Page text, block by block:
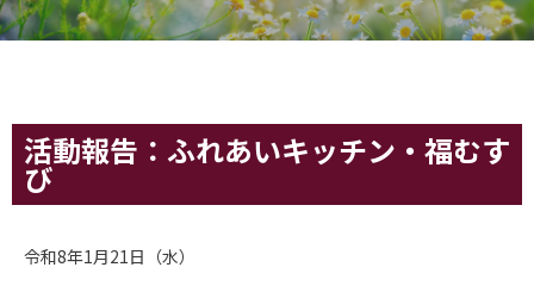
活動報告：ふれあいキッチン・福むす
び
令和8年1月21日（水）